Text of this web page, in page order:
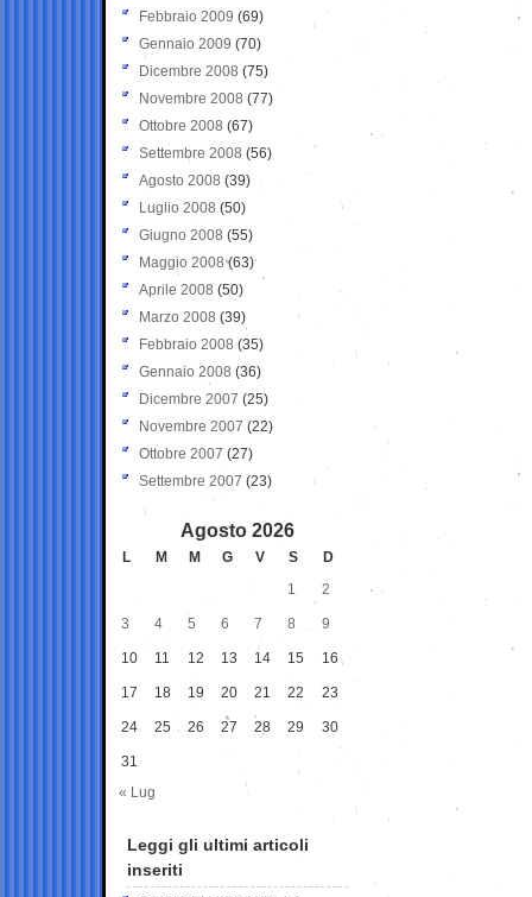
Febbraio 2009 (69)
Gennaio 2009 (70)
Dicembre 2008 (75)
Novembre 2008 (77)
Ottobre 2008 (67)
Settembre 2008 (56)
Agosto 2008 (39)
Luglio 2008 (50)
Giugno 2008 (55)
Maggio 2008(63)
Aprile 2008 (50)
Marzo 2008 (39)
Febbraio 2008 (35)
Gennaio 2008 (36)
Dicembre 2007 (25)
Novembre 2007 (22)
Ottobre 2007 (27)
Settembre 2007 (23)
Agosto 2026
L M M G V S
D
1
2
3 4 5 6 7 8 9
10 11 12 13 14 15 16
17 18 19 20 21 22 23
24 25 26 27 28 29 30
31
« Lug
Leggi gli ultimi articoli
inseriti